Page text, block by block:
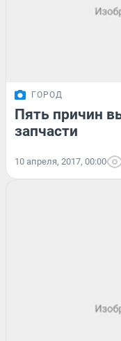
ГОРОД
Пять причин
запчасти
10 апреля, 2017, 00:00